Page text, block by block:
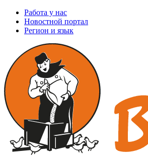
Работа у нас
Новостной портал
Регион и язык